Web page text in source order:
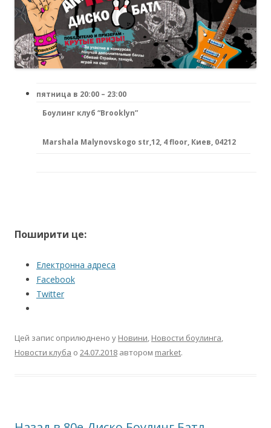
пятница в 20:00 – 23:00
Боулинг клуб “Brooklyn”
Marshala Malynovskogo str,12, 4 floor, Киев, 04212
Поширити це:
Електронна адреса
Facebook
Twitter
Цей запис оприлюднено у Новини, Новости боулинга,
Новости клуба о 24.07.2018 автором market.